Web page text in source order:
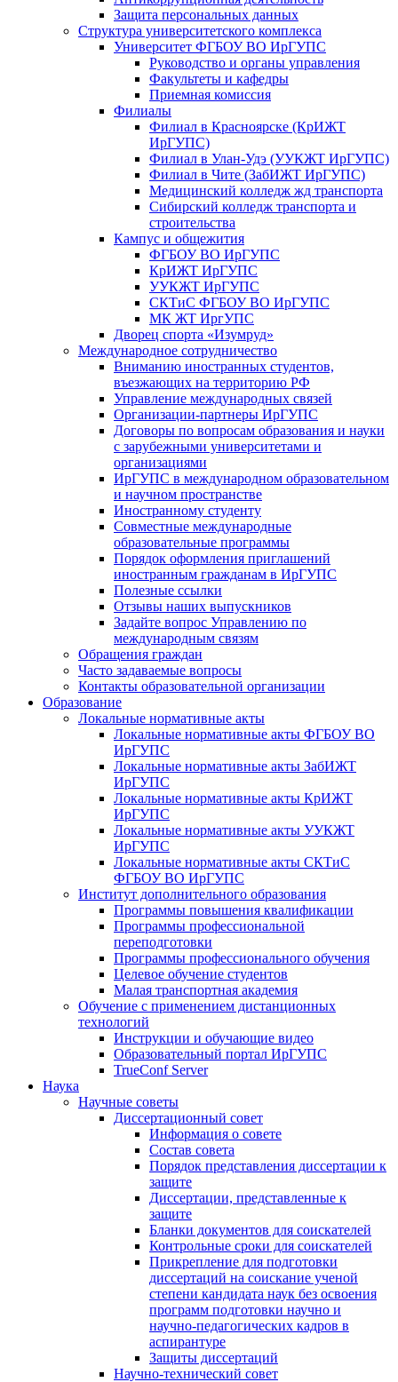
Защита персональных данных
Структура университетского комплекса
Университет ФГБОУ ВО ИрГУПС
Руководство и органы управления
Факультеты и кафедры
Приемная комиссия
Филиалы
Филиал в Красноярске (КрИЖТ
ИрГУПС)
Филиал в Улан-Удэ (УУКЖТ ИрГУПС)
Филиал в Чите (ЗабИЖТ ИрГУПС)
Медицинский колледж жд транспорта
Сибирский колледж транспорта и
строительства
Кампус и общежития
ФГБОУ ВО ИрГУПС
КрИЖТ ИрГУПС
УУКЖТ ИрГУПС
СКТиС ФГБОУ ВО ИрГУПС
МК ЖТ ИргУПС
Дворец спорта «Изумруд»
Международное сотрудничество
Вниманию иностранных студентов,
въезжающих на территорию РФ
Управление международных связей
Организации-партнеры ИрГУПС
Договоры по вопросам образования и науки
с зарубежными университетами и
организациями
ИрГУПС в международном образовательном
и научном пространстве
Иностранному студенту
Совместные международные
образовательные программы
Порядок оформления приглашений
иностранным гражданам в ИрГУПС
Полезные ссылки
Отзывы наших выпускников
Задайте вопрос Управлению по
международным связям
Обращения граждан
Часто задаваемые вопросы
Контакты образовательной организации
Образование
Локальные нормативные акты
Локальные нормативные акты ФГБОУ ВО
ИрГУПС
Локальные нормативные акты ЗабИЖТ
ИрГУПС
Локальные нормативные акты КрИЖТ
ИрГУПС
Локальные нормативные акты УУКЖТ
ИрГУПС
Локальные нормативные акты СКТиС
ФГБОУ ВО ИрГУПС
Институт дополнительного образования
Программы повышения квалификации
Программы профессиональной
переподготовки
Программы профессионального обучения
Целевое обучение студентов
Малая транспортная академия
Обучение с применением дистанционных
технологий
Инструкции и обучающие видео
Образовательный портал ИрГУПС
TrueConf Server
Наука
Научные советы
Диссертационный совет
Информация о совете
Состав совета
Порядок представления диссертации к
защите
Диссертации, представленные к
защите
Бланки документов для соискателей
Контрольные сроки для соискателей
Прикрепление для подготовки
диссертаций на соискание ученой
степени кандидата наук без освоения
программ подготовки научно и
научно-педагогических кадров в
аспирантуре
Защиты диссертаций
Научно-технический совет